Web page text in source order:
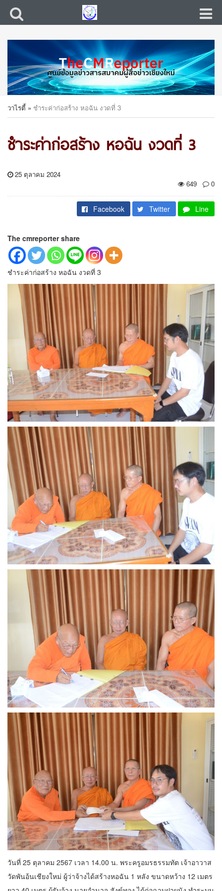
วาไรตี้ » ชำระค่าก่อสร้าง หอฉัน งวดที่ 3
ชำระค่าก่อสร้าง หอฉัน งวดที่ 3
25 ตุลาคม 2024
649
0
Facebook Twitter Line
The cmreporter share
ชำระค่าก่อสร้าง หอฉัน งวดที่ 3
วันที่ 25 ตุลาคม 2567 เวลา 14.00 น. พระครูอมรธรรมทัต เจ้าอาวาส
วัดพันอ้นเชียงใหม่ ผู้ว่าจ้างได้สร้างหอฉัน 1 หลัง ขนาดหว้าง 12 เมตร